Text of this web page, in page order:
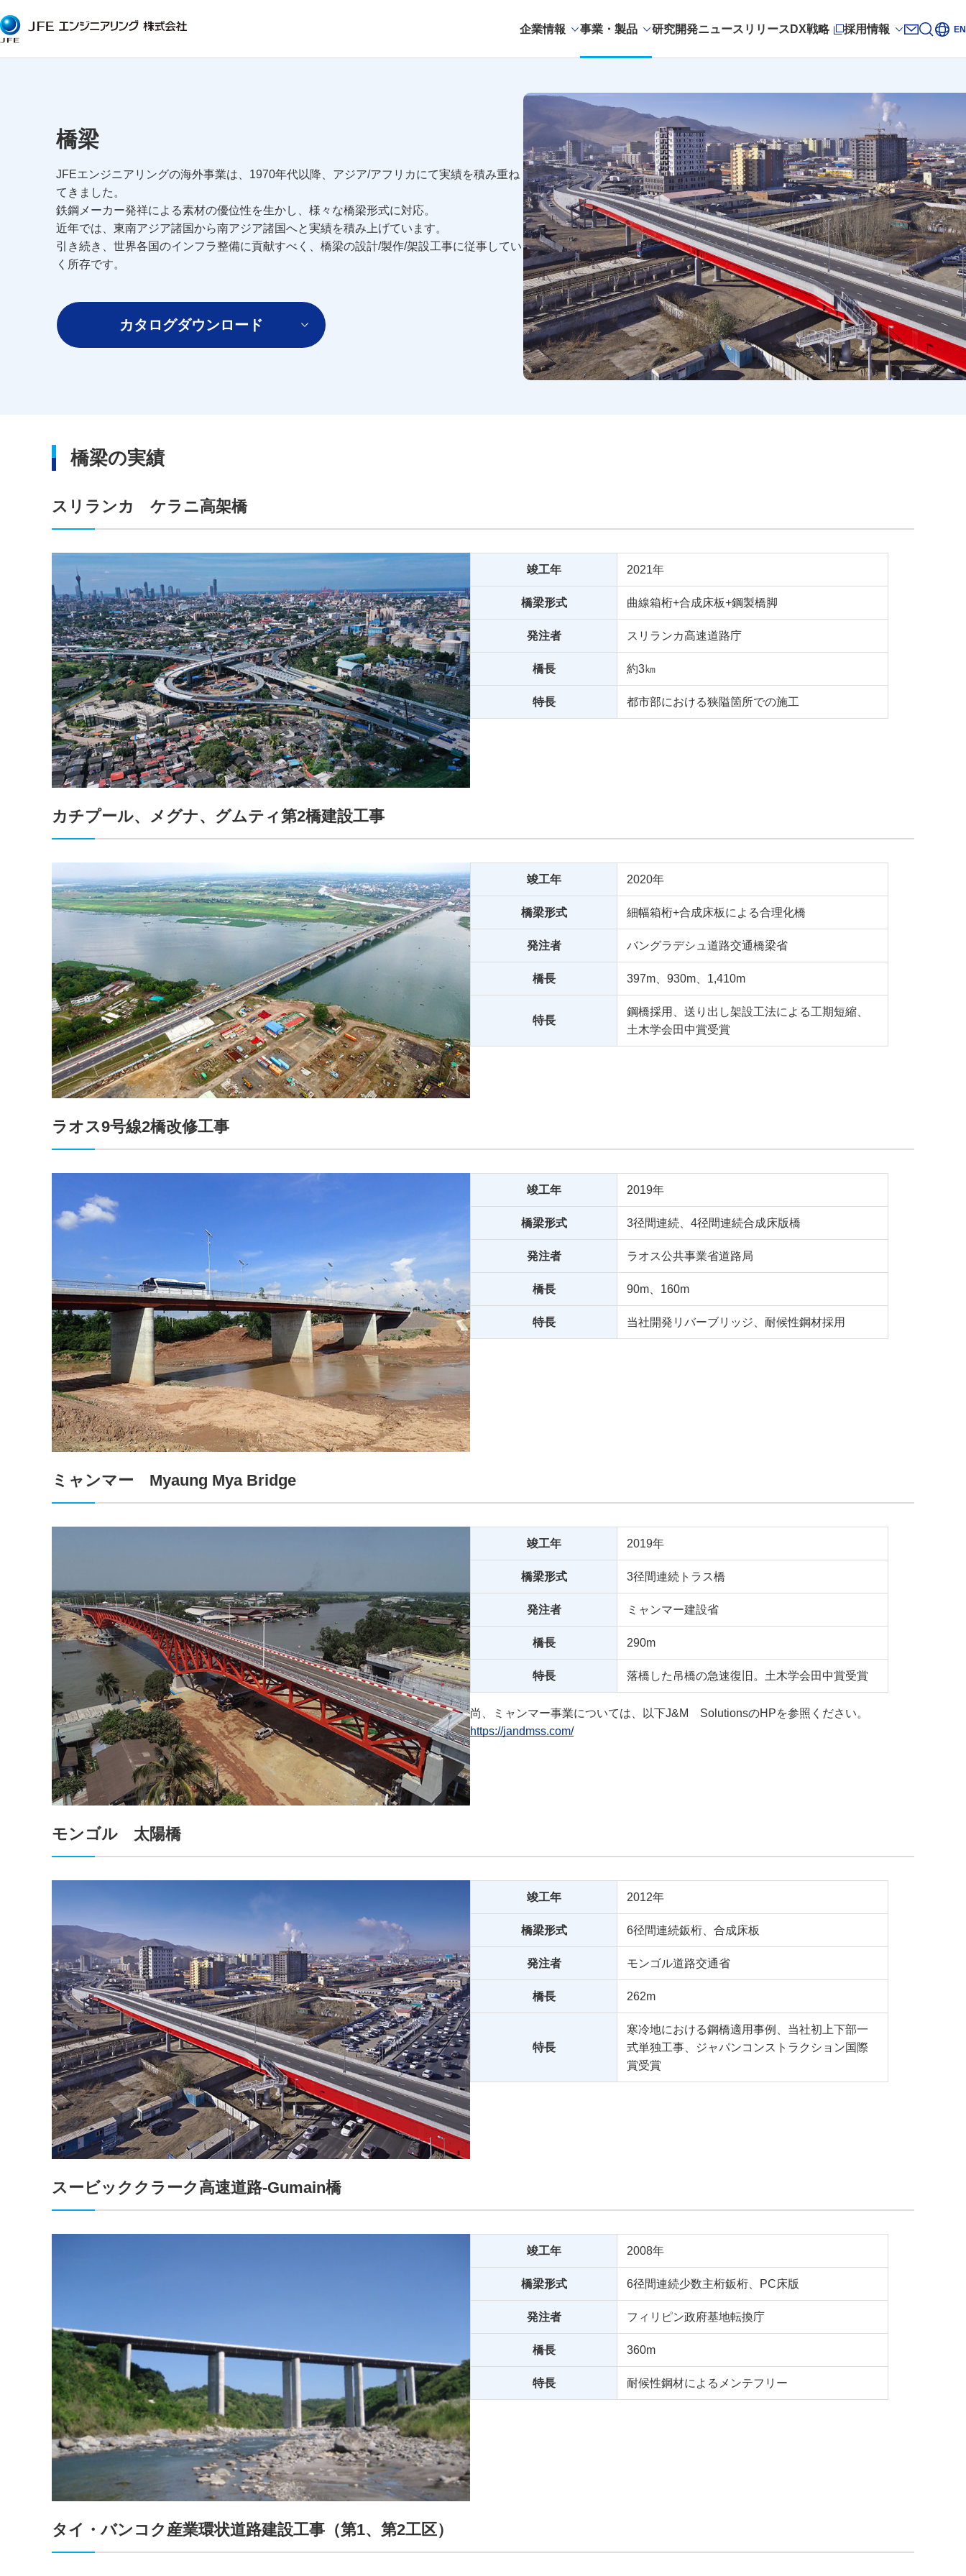
企業情報 事業・製品 研究開発ニュースリリース DX戦略
新規ウィンドウを開きます
採用情報
お問い合
新規ウィ
サイト
EN
橋梁
JFEエンジニアリングの海外事業は、1970年代以降、アジア/アフリカにて実績を積み重ね
てきました。
鉄鋼メーカー発祥による素材の優位性を生かし、様々な橋梁形式に対応。
近年では、東南アジア諸国から南アジア諸国へと実績を積み上げています。
引き続き、世界各国のインフラ整備に貢献すべく、橋梁の設計/製作/架設工事に従事してい
く所存です。
カタログダウンロード
橋梁の実績
スリランカ ケラニ高架橋
竣工年 2021年
橋梁形式 曲線箱桁+合成床板+鋼製橋脚
発注者 スリランカ高速道路庁
橋長 約3㎞
特長 都市部における狭隘箇所での施工
カチプール、メグナ、グムティ第2橋建設工事
竣工年 2020年
橋梁形式 細幅箱桁+合成床板による合理化橋
発注者 バングラデシュ道路交通橋梁省
橋長 397m、930m、1,410m
特長
鋼橋採用、送り出し架設工法による工期短縮、
土木学会田中賞受賞
ラオス9号線2橋改修工事
竣工年 2019年
橋梁形式 3径間連続、4径間連続合成床版橋
発注者 ラオス公共事業省道路局
橋長 90m、160m
特長 当社開発リバーブリッジ、耐候性鋼材採用
ミャンマー Myaung Mya Bridge
竣工年 2019年
橋梁形式 3径間連続トラス橋
発注者 ミャンマー建設省
橋長 290m
特長 落橋した吊橋の急速復旧。土木学会田中賞受賞
尚、ミャンマー事業については、以下J&M SolutionsのHPを参照ください。
https://jandmss.com/
モンゴル 太陽橋
竣工年 2012年
橋梁形式 6径間連続鈑桁、合成床板
発注者 モンゴル道路交通省
橋長 262m
特長
寒冷地における鋼橋適用事例、当社初上下部一
式単独工事、ジャパンコンストラクション国際
賞受賞
スービッククラーク高速道路-Gumain橋
竣工年 2008年
橋梁形式 6径間連続少数主桁鈑桁、PC床版
発注者 フィリピン政府基地転換庁
橋長 360m
特長 耐候性鋼材によるメンテフリー
タイ・バンコク産業環状道路建設工事（第1、第2工区）